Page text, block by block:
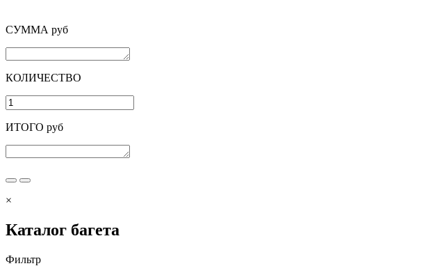
СУММА руб
КОЛИЧЕСТВО
ИТОГО руб
×
Каталог багета
Фильтр